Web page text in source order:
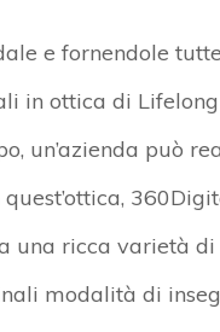
e fornendole
in ottica di
un’azienda può
una ricca varietà di
modalità di